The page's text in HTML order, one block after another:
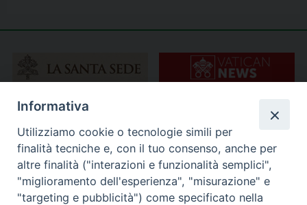
Informativa
Utilizziamo cookie o tecnologie simili per
finalità tecniche e, con il tuo consenso, anche per
altre finalità ("interazioni e funzionalità semplici",
"miglioramento dell'esperienza", "misurazione" e
"targeting e pubblicità") come specificato nella